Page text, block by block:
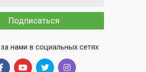
Подписаться
нами в социальных сетях